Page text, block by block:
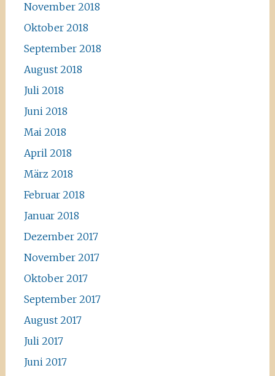
November 2018
Oktober 2018
September 2018
August 2018
Juli 2018
Juni 2018
Mai 2018
April 2018
März 2018
Februar 2018
Januar 2018
Dezember 2017
November 2017
Oktober 2017
September 2017
August 2017
Juli 2017
Juni 2017